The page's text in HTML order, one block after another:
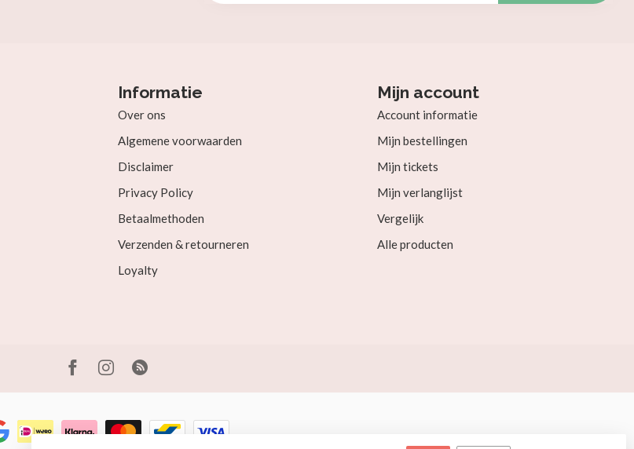
Informatie
Over ons
Algemene voorwaarden
Disclaimer
Privacy Policy
Betaalmethoden
Verzenden & retourneren
Loyalty
Mijn account
Account informatie
Mijn bestellingen
Mijn tickets
Mijn verlanglijst
Vergelijk
Alle producten